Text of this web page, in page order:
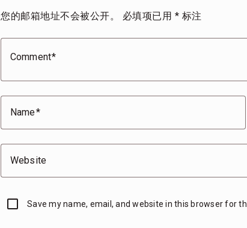
您的邮箱地址不会被公开。 必填项已用 * 标注
Comment
Name
Website
Save my name, email, and website in this browser for